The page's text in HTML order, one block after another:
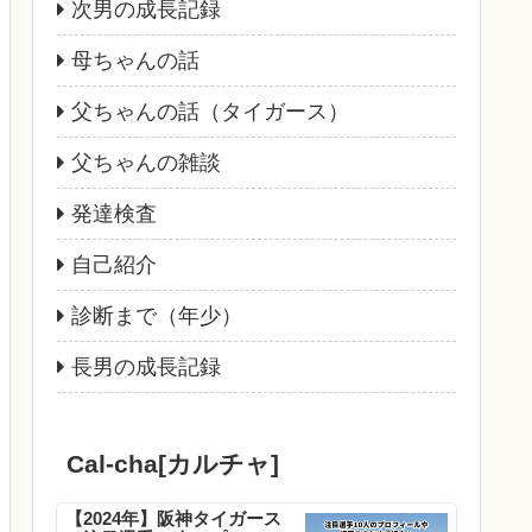
次男の成長記録
母ちゃんの話
父ちゃんの話（タイガース）
父ちゃんの雑談
発達検査
自己紹介
診断まで（年少）
長男の成長記録
Cal-cha[カルチャ]
【2024年】阪神タイガース